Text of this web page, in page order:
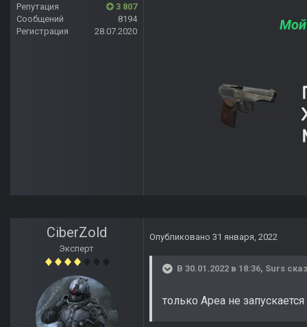
Репутация
3 807
Сообщений
8194
Регистрация
28.07.2020
CiberZold
Эксперт
Опубликовано 31 января, 2022
В 30.01.2022 в 18:36, Surs
только Ареа не